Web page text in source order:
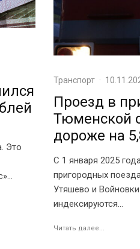
Это
Транспорт ·
Проезд в
Тюменской
дороже на
С 1 января 2025
пригородных
Утяшево и
индексируются...
Читать далее...